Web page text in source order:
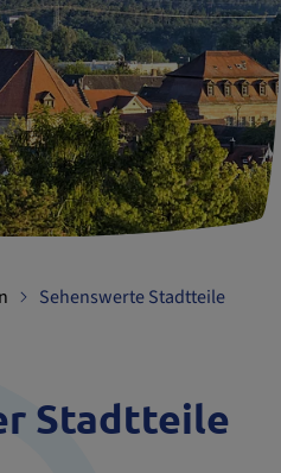
Sehenswerte Stadtteile
Stadtteile